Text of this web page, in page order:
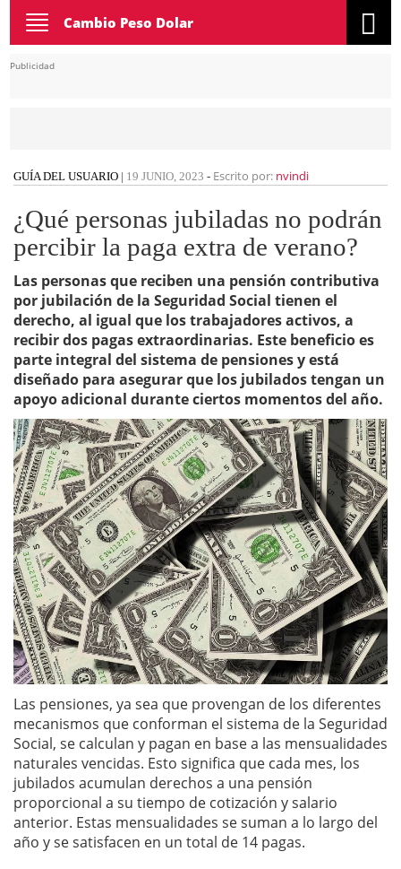
Toggle
navigation
Cambio Peso Dolar
Publicidad
GUÍA DEL USUARIO | 19 JUNIO, 2023 - Escrito por: nvindi
¿Qué personas jubiladas no podrán
percibir la paga extra de verano?
Las personas que reciben una pensión contributiva
por jubilación de la Seguridad Social tienen el
derecho, al igual que los trabajadores activos, a
recibir dos pagas extraordinarias. Este beneficio es
parte integral del sistema de pensiones y está
diseñado para asegurar que los jubilados tengan un
apoyo adicional durante ciertos momentos del año.
Las pensiones, ya sea que provengan de los diferentes
mecanismos que conforman el sistema de la Seguridad
Social, se calculan y pagan en base a las mensualidades
naturales vencidas. Esto significa que cada mes, los
jubilados acumulan derechos a una pensión
proporcional a su tiempo de cotización y salario
anterior. Estas mensualidades se suman a lo largo del
año y se satisfacen en un total de 14 pagas.